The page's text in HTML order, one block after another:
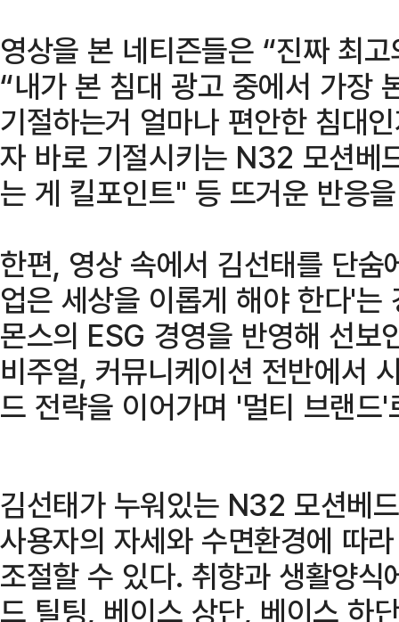
영상을 본 네티즌들은 “진짜 최
“내가 본 침대 광고 중에서 가장
기절하는거 얼마나 편안한 침대
자 바로 기절시키는 N32 모션베
는 게 킬포인트" 등 뜨거운 반응
한편, 영상 속에서 김선태를 단
업은 세상을 이롭게 해야 한다'
몬스의 ESG 경영을 반영해 선보
비주얼, 커뮤니케이션 전반에서
드 전략을 이어가며 '멀티 브랜드
김선태가 누워있는 N32 모션베
사용자의 자세와 수면환경에 따
조절할 수 있다. 취향과 생활양
드 틸팅, 베이스 상단, 베이스 하